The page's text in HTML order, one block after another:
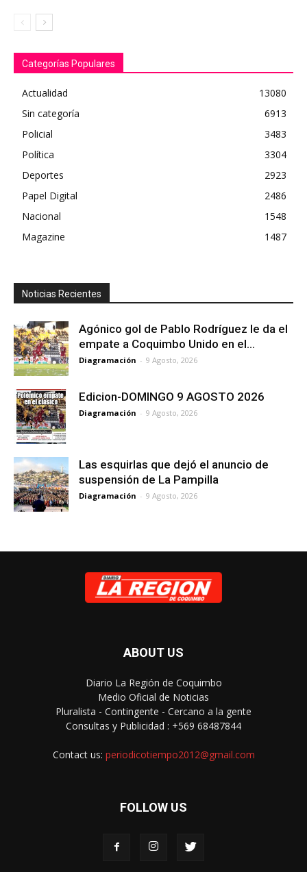
Categorías Populares
Actualidad
13080
Sin categoría
6913
Policial
3483
Política
3304
Deportes
2923
Papel Digital
2486
Nacional
1548
Magazine
1487
Noticias Recientes
Agónico gol de Pablo Rodríguez le da el
empate a Coquimbo Unido en el...
Diagramación - 9 Agosto, 2026
Edicion-DOMINGO 9 AGOSTO 2026
Diagramación - 9 Agosto, 2026
Las esquirlas que dejó el anuncio de
suspensión de La Pampilla
Diagramación - 9 Agosto, 2026
ABOUT US
Diario La Región de Coquimbo
Medio Oficial de Noticias
Pluralista - Contingente - Cercano a la gente
Consultas y Publicidad : +569 68487844
Contact us: periodicotiempo2012@gmail.com
FOLLOW US